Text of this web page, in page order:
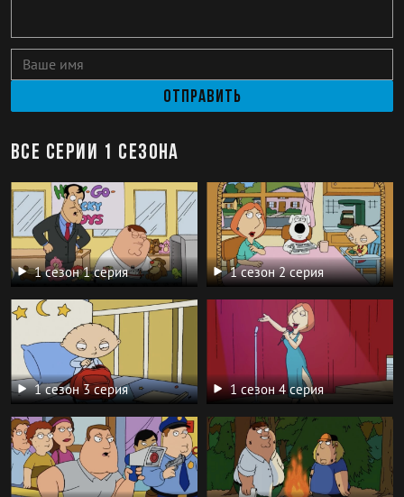
Отправить
Все серии 1 сезона
1 сезон 1 серия 1 сезон 2 серия
1 сезон 3 серия 1 сезон 4 серия